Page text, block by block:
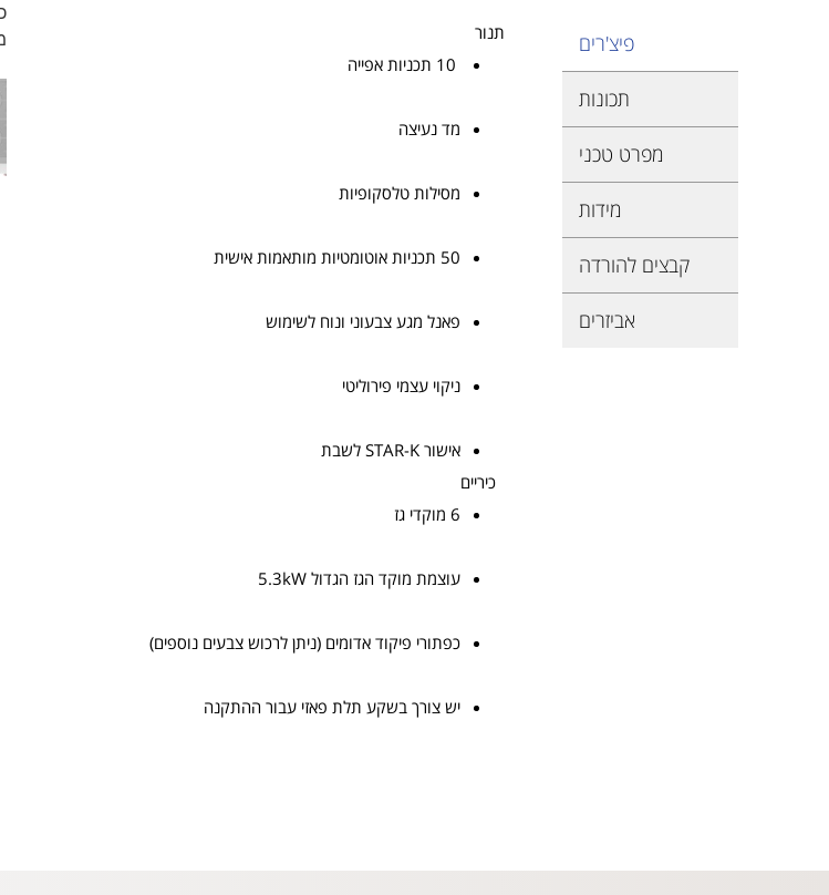
פיצ'רים
תכונות
מפרט טכני
מידות
קבצים להורדה
אביזרים
תנור
מד נעיצה
מסילות טלסקופיות
50 תכניות אוטומטיות מותאמות אישית
פאנל מגע צבעוני ונוח לשימוש
ניקוי עצמי פירוליטי
אישור STAR-K לשבת
כיריים
6 מוקדי גז
עוצמת מוקד הגז הגדול 5.3kW
כפתורי פיקוד אדומים (ניתן לרכוש צבעים נוספים)
יש צורך בשקע תלת פאזי עבור ההתקנה